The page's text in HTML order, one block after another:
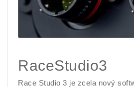
RaceStudio3
Race Studio 3 je zcela nový